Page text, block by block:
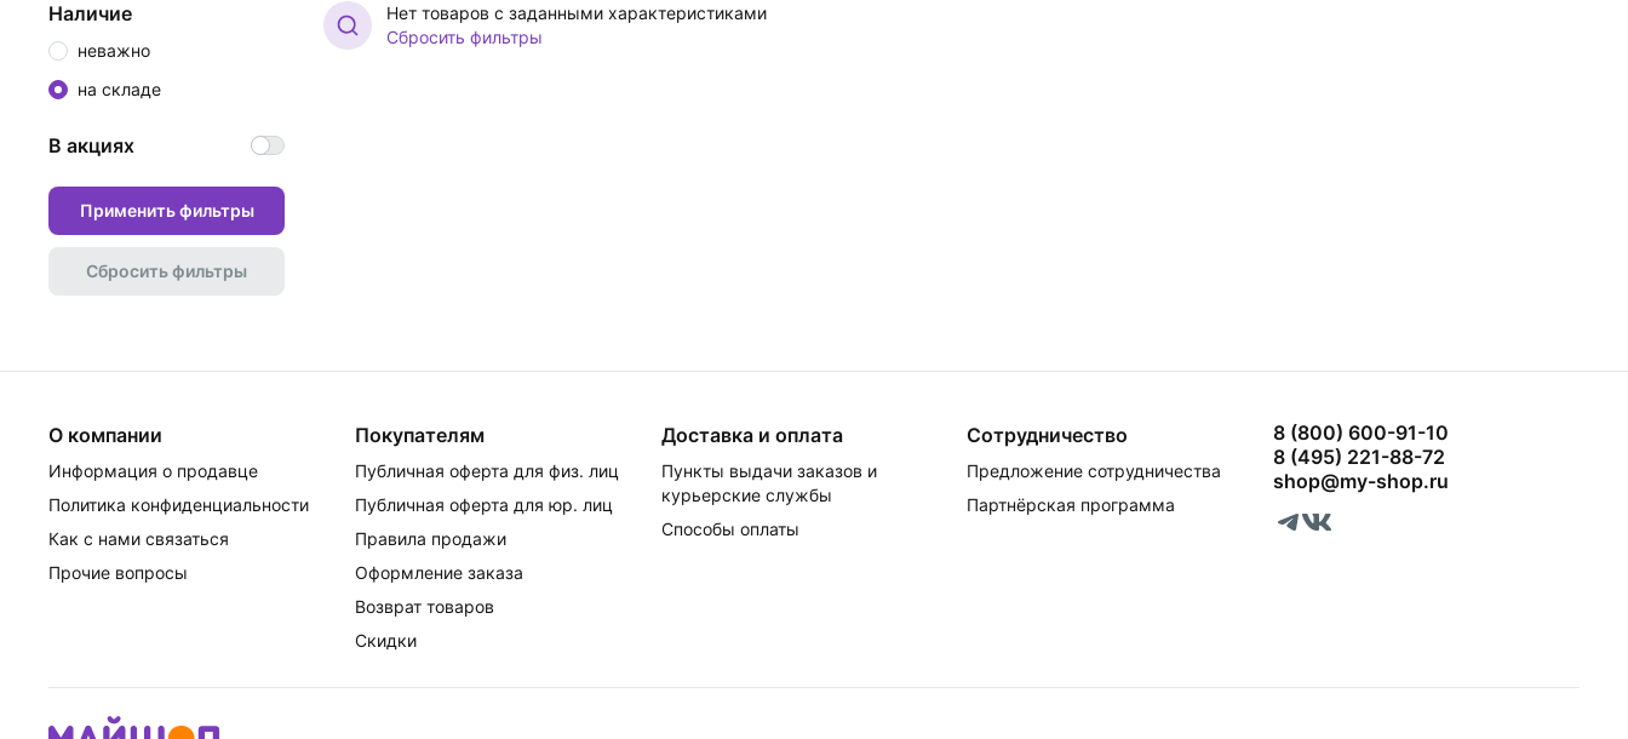
Нет товаров с заданными характеристиками
Сбросить фильтры
Наличие
неважно
на складе
В акциях
Применить фильтры
Сбросить фильтры
О компании
Информация о продавце
Политика конфиденциальности
Как с нами связаться
Прочие вопросы
Покупателям
Публичная оферта для физ. лиц
Публичная оферта для юр. лиц
Правила продажи
Оформление заказа
Возврат товаров
Скидки
Доставка и оплата
Пункты выдачи заказов и
курьерские службы
Способы оплаты
Сотрудничество
Предложение сотрудничества
Партнёрская программа
8 (800) 600-91-10
8 (495) 221-88-72
shop@my-shop.ru